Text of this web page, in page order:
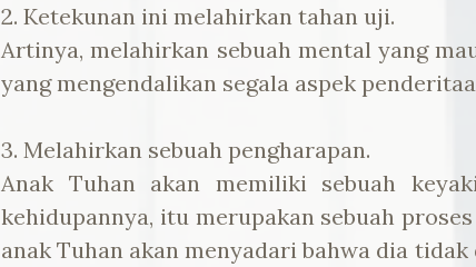
2. Ketekunan ini melahirkan tahan uji.
Artinya, melahirkan sebuah mental yang
yang mengendalikan segala aspek
3. Melahirkan sebuah pengharapan.
Anak Tuhan akan memiliki sebuah
kehidupannya, itu merupakan sebuah
anak Tuhan akan menyadari bahwa dia